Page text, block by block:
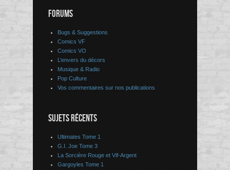
FORUMS
Bugs & Suggestions
Comics VF
Comics VO
L’envers du décors
Musique & Radio
Pop Culture
Vos commentaires sur nos publications
SUJETS RÉCENTS
Ultimates Tome 1
G.I. Joe Tome 3
La Sorcière Rouge et Vif-Argent
Gargoyles Tome 1